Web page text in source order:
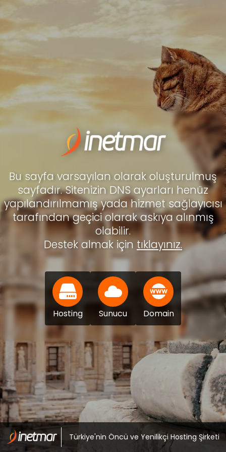
Bu sayfa varsayılan olarak oluşturulmuş
sayfadır. Sitenizin DNS ayarları henüz
yapılandırılmamış yada hizmet sağlayıcısı
tarafından geçici olarak askıya alınmış
olabilir.
Destek almak içintıklayınız.
Hosting Sunucu Domain
Türkiye'nin Öncü ve Yenilikçi Hosting Şirketi